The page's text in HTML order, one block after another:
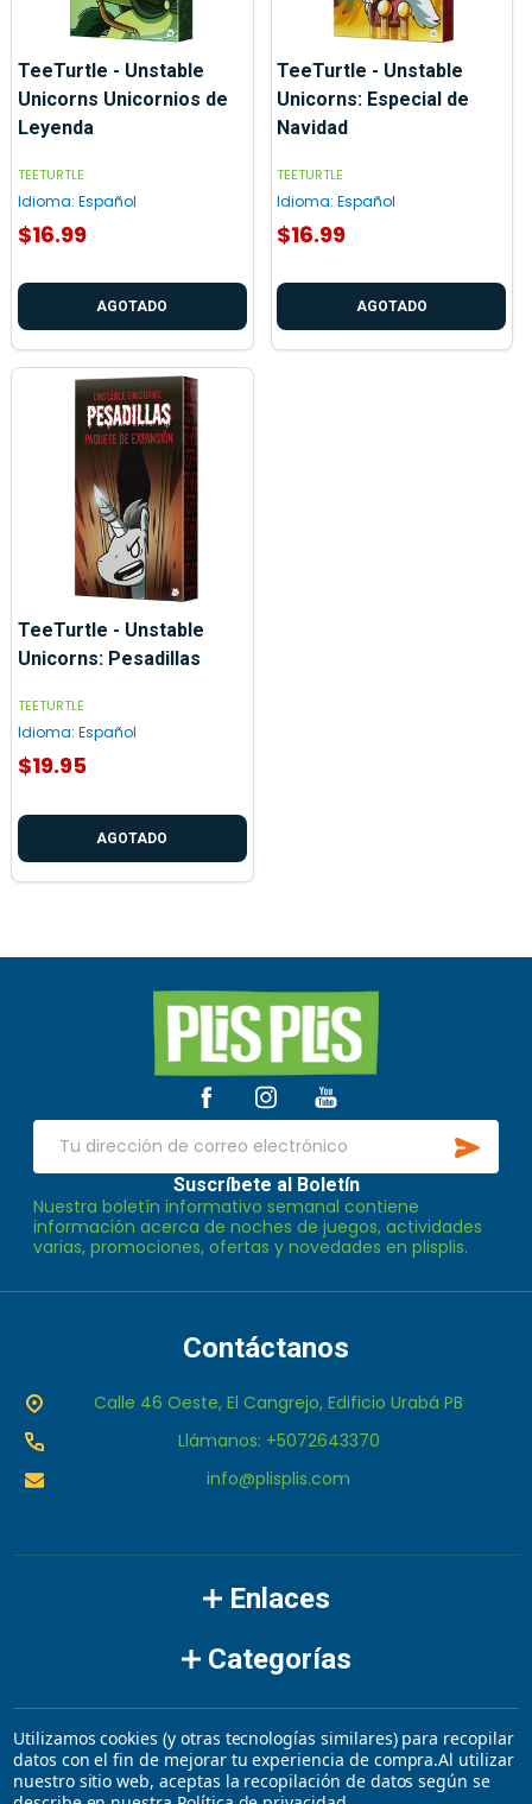
TeeTurtle - Unstable
Unicorns Unicornios de
Leyenda
TEETURTLE
Idioma: Español
$16.99
AGOTADO
TeeTurtle - Unstable
Unicorns: Especial de
Navidad
TEETURTLE
Idioma: Español
$16.99
AGOTADO
TeeTurtle - Unstable
Unicorns: Pesadillas
TEETURTLE
Idioma: Español
$19.95
AGOTADO
página
Dirección
correo
electrónico
Suscríbete al Boletín
Nuestra boletín informativo semanal contiene
información acerca de noches de juegos, actividades
varias, promociones, ofertas y novedades en plisplis.
Contáctanos
Calle 46 Oeste, El Cangrejo, Edificio Urabá PB
Llámanos: +5072643370
info@plisplis.com
Enlaces
Categorías
Marcas
©2026 plisplis.
Utilizamos cookies (y otras tecnologías similares) para recopilar
datos con el fin de mejorar tu experiencia de compra.Al utilizar
nuestro sitio web, aceptas la recopilación de datos según se